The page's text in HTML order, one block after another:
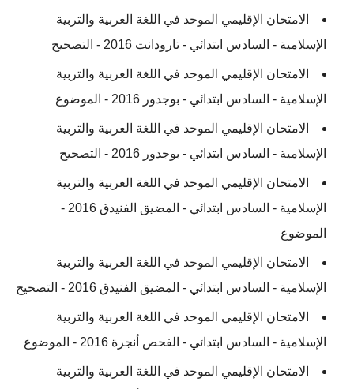
الامتحان الإقليمي الموحد في اللغة العربية والتربية
الإسلامية - السادس ابتدائي - تارودانت 2016 - التصحيح
الامتحان الإقليمي الموحد في اللغة العربية والتربية
الإسلامية - السادس ابتدائي - بوجدور 2016 - الموضوع
الامتحان الإقليمي الموحد في اللغة العربية والتربية
الإسلامية - السادس ابتدائي - بوجدور 2016 - التصحيح
الامتحان الإقليمي الموحد في اللغة العربية والتربية
الإسلامية - السادس ابتدائي - المضيق الفنيدق 2016 -
الموضوع
الامتحان الإقليمي الموحد في اللغة العربية والتربية
الإسلامية - السادس ابتدائي - المضيق الفنيدق 2016 - التصحيح
الامتحان الإقليمي الموحد في اللغة العربية والتربية
الإسلامية - السادس ابتدائي - الفحص أنجرة 2016 - الموضوع
الامتحان الإقليمي الموحد في اللغة العربية والتربية